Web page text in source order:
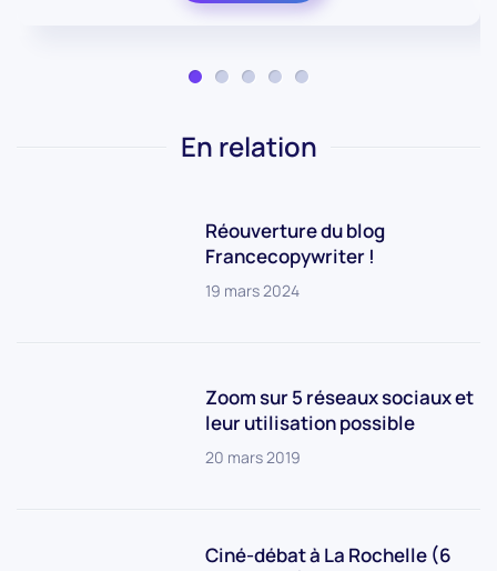
En relation
Réouverture du blog
Francecopywriter !
19 mars 2024
Zoom sur 5 réseaux sociaux et
leur utilisation possible
20 mars 2019
Ciné-débat à La Rochelle (6